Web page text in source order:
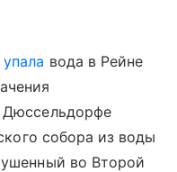
упала вода в Рейне
Дюссельдорфе
собора из воды
во Второй